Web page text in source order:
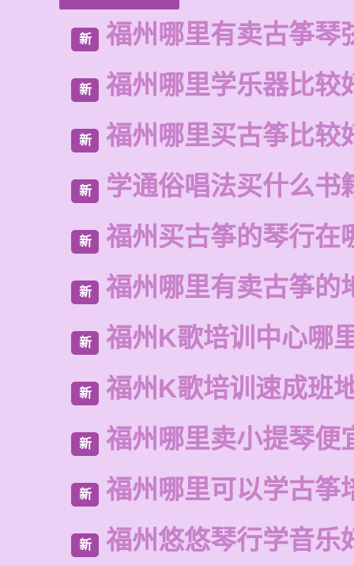
新 福州哪里有卖古筝琴
新 福州哪里学乐器比较
新 福州哪里买古筝比较
新 学通俗唱法买什么书
新 福州买古筝的琴行在
新 福州哪里有卖古筝的
新 福州K歌培训中心哪
新 福州K歌培训速成班
新 福州哪里卖小提琴便
新 福州哪里可以学古筝
新 福州悠悠琴行学音乐